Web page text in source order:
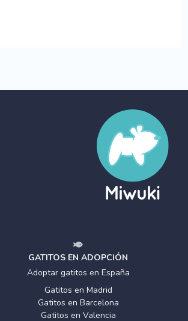
GATITOS EN ADOPCIÓN
Adoptar gatitos en España
Gatitos en Madrid
Gatitos en Barcelona
Gatitos en Valencia